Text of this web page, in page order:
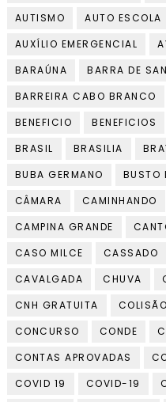
AUTISMO
AUTO ESCOLA
AUXÍLIO EMERGENCIAL
BARAÚNA
BARRA DE
BARREIRA CABO BRANCO
BENEFICIO
BENEFICIOS
BRASIL
BRASILIA
BUBA GERMANO
BUSTO
CÂMARA
CAMINHANDO
CAMPINA GRANDE
CASO MILCE
CASSADO
CAVALGADA
CHUVA
CNH GRATUITA
COLISÃO
CONCURSO
CONDE
CONTAS APROVADAS
COVID 19
COVID-19